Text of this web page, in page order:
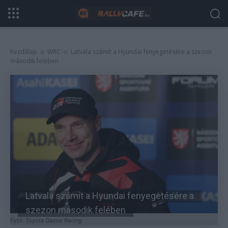
Kezdőlap WRC
Latvala számít a Hyundai fenyegetésére a szezon
második felében
Fotó: Toyota Gazoo Racing
Latvala számít a Hyundai fenyegetésére a
szezon második felében